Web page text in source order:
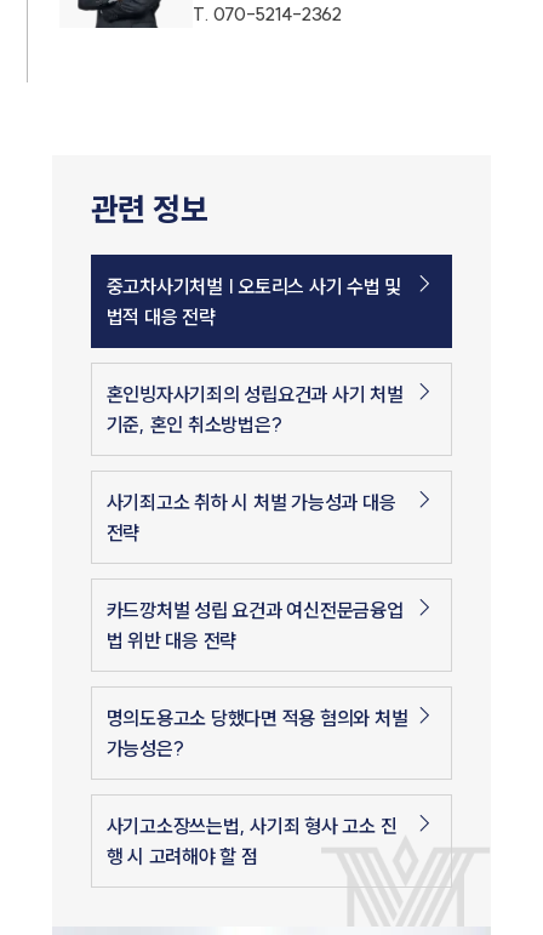
인재채용
만화로 보는 사례
T. 070-5214-2362
관련 정보
중고차사기처벌 | 오토리스 사기 수법 및
법적 대응 전략
혼인빙자사기죄의 성립요건과 사기 처벌
기준, 혼인 취소방법은?
사기죄고소 취하 시 처벌 가능성과 대응
전략
카드깡처벌 성립 요건과 여신전문금융업
법 위반 대응 전략
명의도용고소 당했다면 적용 혐의와 처벌
가능성은?
사기고소장쓰는법, 사기죄 형사 고소 진
행 시 고려해야 할 점